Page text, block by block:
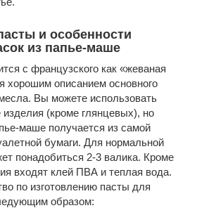
и особенности
из папье-маше
с французского как «жеваная
хорошим описанием основного
Вы можете использовать
(кроме глянцевых), но
маше получается из самой
бумаги. Для нормальной
понадобиться 2-3 валика. Кроме
входят клей ПВА и теплая вода.
по изготовлению пасты для
образом: